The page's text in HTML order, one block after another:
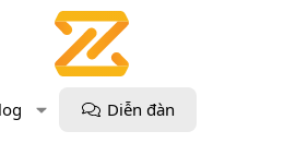
Diễn đàn